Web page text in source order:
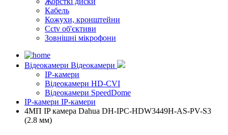
Кабель
Кожухи, кронштейни
Cctv об'єктиви
Зовнішні мікрофони
Відеокамери Відеокамери
IP-камери
Відеокамери HD-CVI
Відеокамери SpeedDome
IP-камери IP-камери
4МП IP камера Dahua DH-IPC-HDW3449H-AS-PV-S3
(2.8 мм)